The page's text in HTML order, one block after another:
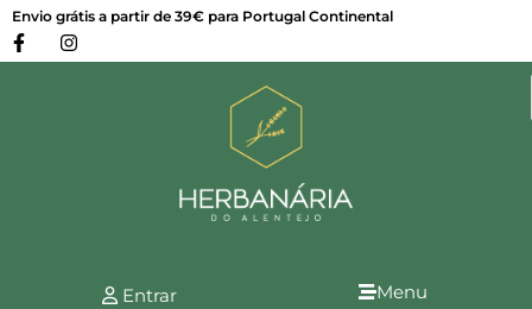
Envio grátis a partir de 39€ para Portugal Continental
Entrar Menu